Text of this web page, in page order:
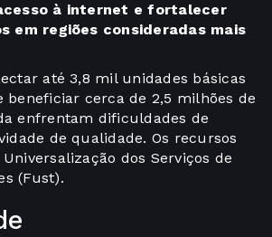
à internet e fortalecer
em regiões consideradas mais
até 3,8 mil unidades básicas
beneficiar cerca de 2,5 milhões de
enfrentam dificuldades de
de qualidade. Os recursos
dos Serviços de
(Fust).